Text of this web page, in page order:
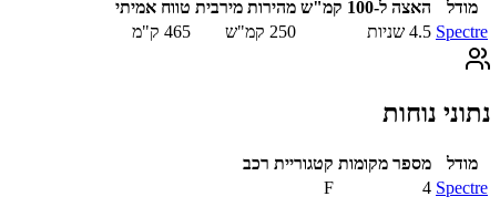
מודל האצה ל-100 קמ"ש מהירות מירבית טווח אמיתי
Spectre
4.5 שניות 250 קמ"ש 465 ק"מ
נתוני נוחות
מודל מספר מקומות קטגוריית רכב
Spectre
4
F